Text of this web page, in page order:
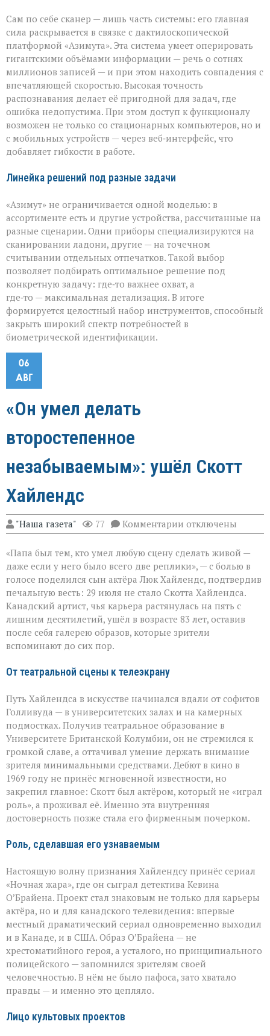
Сам по себе сканер — лишь часть системы: его главная
сила раскрывается в связке с дактилоскопической
платформой «Азимута». Эта система умеет оперировать
гигантскими объёмами информации — речь о сотнях
миллионов записей — и при этом находить совпадения с
впечатляющей скоростью. Высокая точность
распознавания делает её пригодной для задач, где
ошибка недопустима. При этом доступ к функционалу
возможен не только со стационарных компьютеров, но и
с мобильных устройств — через веб‑интерфейс, что
добавляет гибкости в работе.
Линейка решений под разные задачи
«Азимут» не ограничивается одной моделью: в
ассортименте есть и другие устройства, рассчитанные на
разные сценарии. Одни приборы специализируются на
сканировании ладони, другие — на точечном
считывании отдельных отпечатков. Такой выбор
позволяет подбирать оптимальное решение под
конкретную задачу: где‑то важнее охват, а
где‑то — максимальная детализация. В итоге
формируется целостный набор инструментов, способный
закрыть широкий спектр потребностей в
биометрической идентификации.
06
АВГ
«Он умел делать
второстепенное
незабываемым»: ушёл Скотт
Хайлендс
"Наша газета" 77 Комментарии к
записи
умел
делать
второстепенное
незабываемым»:
ушёл
Скотт
Хайлендс
отключены
«Папа был тем, кто умел любую сцену сделать живой —
даже если у него было всего две реплики», — с болью в
голосе поделился сын актёра Люк Хайлендс, подтвердив
печальную весть: 29 июля не стало Скотта Хайлендса.
Канадский артист, чья карьера растянулась на пять с
лишним десятилетий, ушёл в возрасте 83 лет, оставив
после себя галерею образов, которые зрители
вспоминают до сих пор.
От театральной сцены к телеэкрану
Путь Хайлендса в искусстве начинался вдали от софитов
Голливуда — в университетских залах и на камерных
подмостках. Получив театральное образование в
Университете Британской Колумбии, он не стремился к
громкой славе, а оттачивал умение держать внимание
зрителя минимальными средствами. Дебют в кино в
1969 году не принёс мгновенной известности, но
закрепил главное: Скотт был актёром, который не «играл
роль», а проживал её. Именно эта внутренняя
достоверность позже стала его фирменным почерком.
Роль, сделавшая его узнаваемым
Настоящую волну признания Хайлендсу принёс сериал
«Ночная жара», где он сыграл детектива Кевина
О’Брайена. Проект стал знаковым не только для карьеры
актёра, но и для канадского телевидения: впервые
местный драматический сериал одновременно выходил
и в Канаде, и в США. Образ О’Брайена — не
хрестоматийного героя, а усталого, но принципиального
полицейского — запомнился зрителям своей
человечностью. В нём не было пафоса, зато хватало
правды — и именно это цепляло.
Лицо культовых проектов